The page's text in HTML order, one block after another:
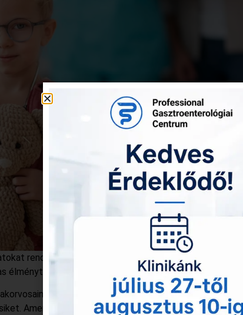
rendelőnkben a lehető legkíméletesebb módon
élményt nem jelent.
segítségével biztosítjuk, hogy a vizsgálat
Amennyiben szükséges, érzéstelenítést vagy akár